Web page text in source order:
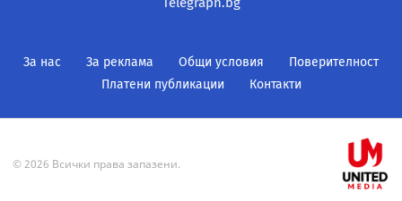
За нас За реклама Общи условия
Поверителност
Платени публикации
Контакти
© 2026 Всички права запазени.